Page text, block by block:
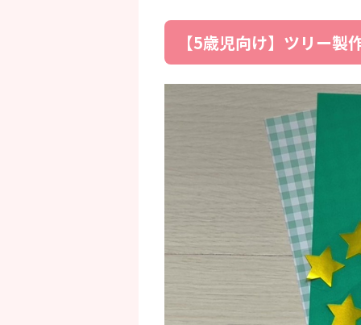
【5歳児向け】ツリー製